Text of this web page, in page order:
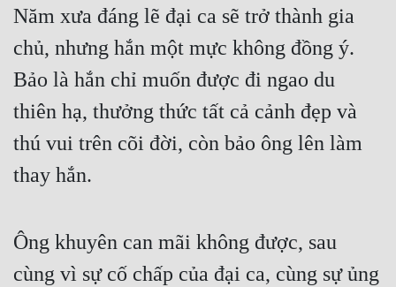
Năm xưa đáng lẽ đại ca sẽ trở thành gia
chủ, nhưng hắn một mực không đồng ý.
Bảo là hắn chỉ muốn được đi ngao du
thiên hạ, thưởng thức tất cả cảnh đẹp và
thú vui trên cõi đời, còn bảo ông lên làm
thay hắn.
Ông khuyên can mãi không được, sau
cùng vì sự cố chấp của đại ca, cùng sự ủng